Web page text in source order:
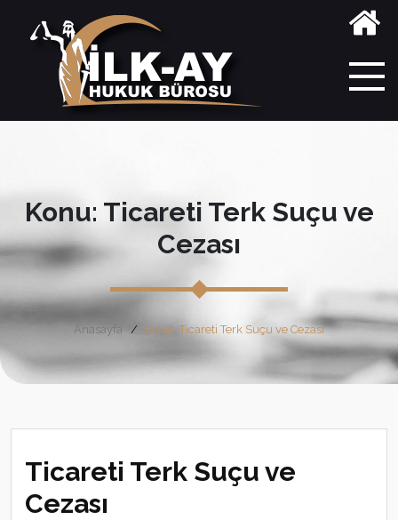
Konu: Ticareti Terk Suçu ve
Cezası
Anasayfa Etiket: Ticareti Terk Suçu ve Cezası
Ticareti Terk Suçu ve
Cezası